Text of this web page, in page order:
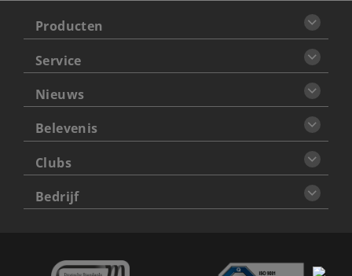
Producten
Service
Nieuws
Belevenis
Clubs
Bedrijf